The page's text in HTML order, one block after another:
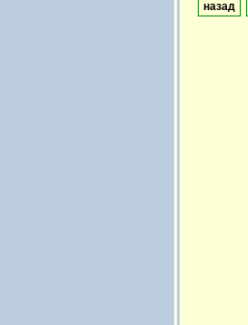
назад